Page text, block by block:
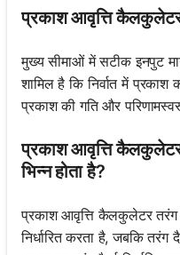
प्रकाश आवृत्ति कैलकुलेटर
मुख्य सीमाओं में सटीक इनपुट
शामिल है कि निर्वात में प्रकाश
प्रकाश की गति और
प्रकाश आवृत्ति
भिन्न होता है?
प्रकाश आवृत्ति कैलकुलेटर तरंग
निर्धारित करता है, जबकि